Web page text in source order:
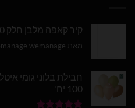
קיר קאפה מלבן חלק 1.80X90 מטר
מאת wemanage wemanage
100 יח'